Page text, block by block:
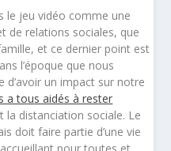
le jeu vidéo comme une
de relations sociales, que
et ce dernier point est
l’époque que nous
d’avoir un impact sur notre
a tous aidés à rester
la distanciation sociale. Le
doit faire partie d’une vie